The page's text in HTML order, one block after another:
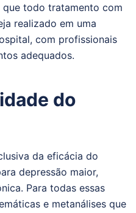
todo tratamento com
realizado em uma
com profissionais
adequados.
do
da eficácia do
depressão maior,
Para todas essas
e metanálises que